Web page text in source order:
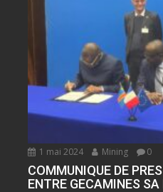
1 mai 2024 Mining 0
COMMUNIQUE DE
ENTRE GECAMINES